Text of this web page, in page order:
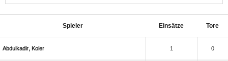
Spieler Einsätze Tore
  1 0